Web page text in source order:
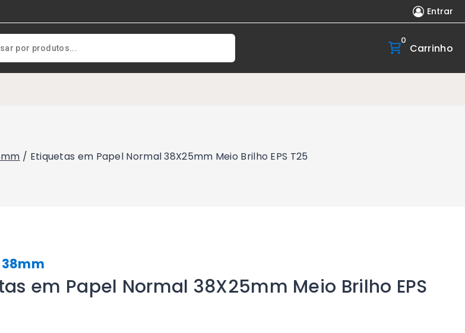
Entrar
0
Carrinho
/ Etiquetas em Papel Normal 38X25mm Meio Brilho EPS T25
em Papel Normal 38X25mm Meio Brilho EPS